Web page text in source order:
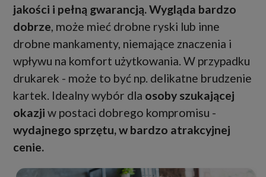
jakości i pełną gwarancją. Wygląda bardzo
dobrze, może mieć drobne ryski lub inne
drobne mankamenty, niemające znaczenia i
wpływu na komfort użytkowania. W przypadku
drukarek - może to być np. delikatne brudzenie
kartek. Idealny wybór dla osoby szukającej
okazji w postaci dobrego kompromisu -
wydajnego sprzętu, w bardzo atrakcyjnej
cenie.